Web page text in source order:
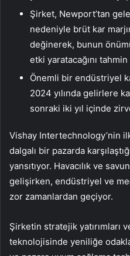
Şirket, Newport’tan
nedeniyle brüt kar
değinerek, bunun
etki yaratacağını
Önemli bir endüstriyel
2024 yılında gelirlere
sonraki iki yıl içinde
Vishay Intertechnology’nin
dalgalı bir pazarda
yansıtıyor. Havacılık ve
gelişirken, endüstriyel ve
zor zamanlardan geçiyor.
Şirketin stratejik yatırımları
teknolojisinde yeniliğe